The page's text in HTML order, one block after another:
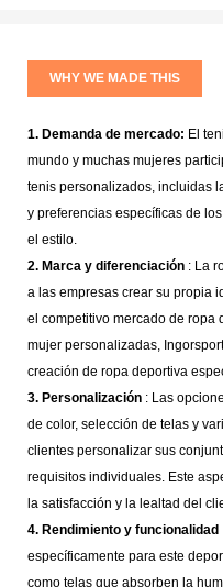
WHY WE MADE THIS
1. Demanda de mercado: El
mundo y muchas mujeres
tenis personalizados, incluidas
y preferencias específicas de
el estilo.
2. Marca y diferenciación : La
a las empresas crear su propia
el competitivo mercado de ropa
mujer personalizadas,
creación de ropa deportiva
3. Personalización : Las
de color, selección de telas y
clientes personalizar sus
requisitos individuales. Este
la satisfacción y la lealtad del
4. Rendimiento y funcionalidad
específicamente para este
como telas que absorben la